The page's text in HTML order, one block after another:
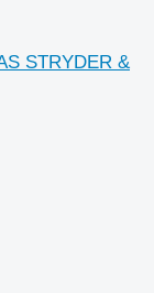
STRYDER &